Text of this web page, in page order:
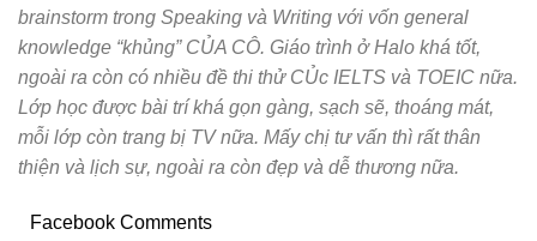
brainstorm trong Speaking và Writing với vốn general
knowledge “khủng” CỦA CÔ. Giáo trình ở Halo khá tốt,
ngoài ra còn có nhiều đề thi thử CỦc IELTS và TOEIC nữa.
Lớp học được bài trí khá gọn gàng, sạch sẽ, thoáng mát,
mỗi lớp còn trang bị TV nữa. Mấy chị tư vấn thì rất thân
thiện và lịch sự, ngoài ra còn đẹp và dễ thương nữa.
Facebook Comments